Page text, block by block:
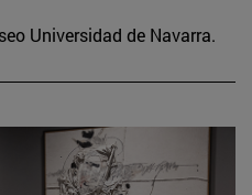
Universidad de Navarra.